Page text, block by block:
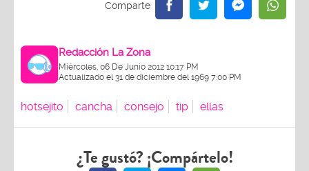
Redacción La Zona
Miércoles, 06 De Junio 2012 10:17 PM
Actualizado el 31 de diciembre del 1969 7:00 PM
hotsejito cancha consejo tip ellas
¿Te gustó? ¡Compártelo!